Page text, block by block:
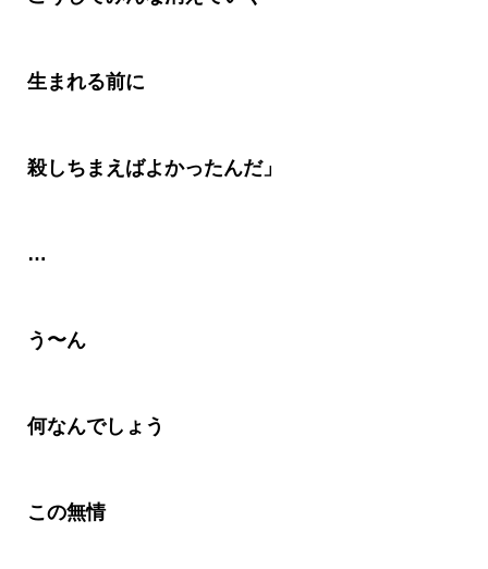
生まれる前に
殺しちまえばよかったんだ」
…
う〜ん
何なんでしょう
この無情